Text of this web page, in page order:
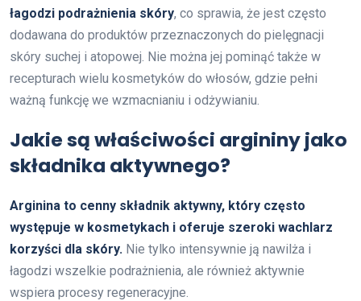
łagodzi podrażnienia skóry, co sprawia, że jest często
dodawana do produktów przeznaczonych do pielęgnacji
skóry suchej i atopowej. Nie można jej pominąć także w
recepturach wielu kosmetyków do włosów, gdzie pełni
ważną funkcję we wzmacnianiu i odżywianiu.
Jakie są właściwości argininy jako
składnika aktywnego?
Arginina to cenny składnik aktywny, który często
występuje w kosmetykach i oferuje szeroki wachlarz
korzyści dla skóry. Nie tylko intensywnie ją nawilża i
łagodzi wszelkie podrażnienia, ale również aktywnie
wspiera procesy regeneracyjne.